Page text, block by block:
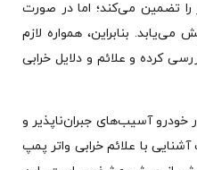
تضمین می‌کند؛ اما در صورت
بنابراین، همواره لازم
کرده و علائم و دلایل خرابی
خودرو آسیب‌های جبران‌ناپذیر و
آشنایی با علائم خرابی واتر پمپ